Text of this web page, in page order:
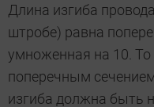
Длина изгиба
штробе) равна
умноженная на 10. То
поперечным
изгиба должна быть